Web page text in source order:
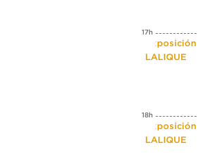
17h
Exposición
LALIQUE
18h
Exposición
LALIQUE